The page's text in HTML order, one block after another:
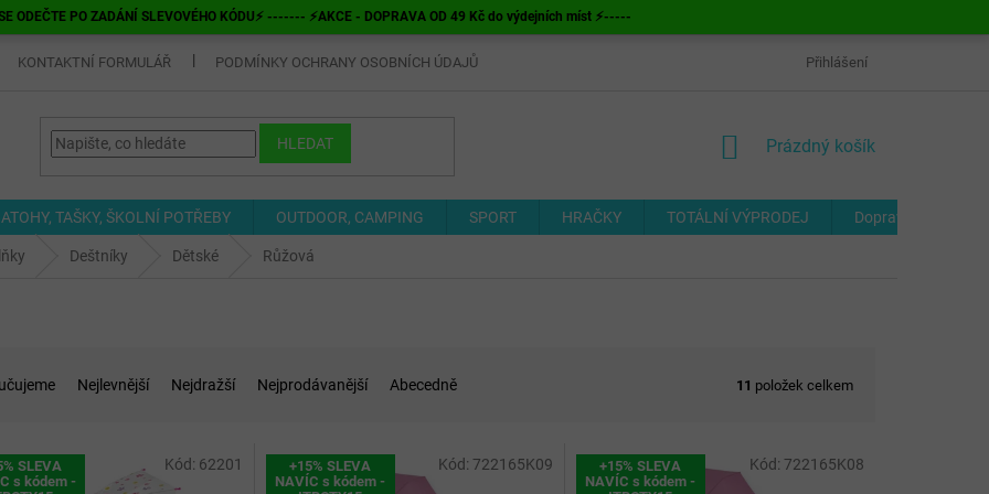
ODEČTE PO ZADÁNÍ SLEVOVÉHO KÓDU⚡ ------- ⚡AKCE - DOPRAVA OD 49 Kč do výdejních míst ⚡-----
KONTAKTNÍ FORMULÁŘ PODMÍNKY OCHRANY OSOBNÍCH ÚDAJŮ ODSTOUPENÍ OD SMLOUVY
Přihlášení
HLEDAT
NÁKUPNÍ
Prázdný košík
TAŠKY, ŠKOLNÍ POTŘEBY OUTDOOR, CAMPING SPORT HRAČKY TOTÁLNÍ VÝPRODEJ Doprava a platba
Deštníky Dětské Růžová
Nejlevnější Nejdražší Nejprodávanější Abecedně 11 položek celkem
SLEVA
s kódem -
Kód: 62201
+15% SLEVA
NAVÍC s kódem -
Kód: 722165K09
+15% SLEVA
NAVÍC s kódem -
Kód: 722165K08